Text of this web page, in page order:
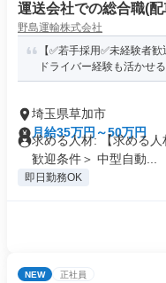
運送会社での総合職(
野島運輸株式会社
【✅若手採用✅未経験者
ドライバー経験も活かせ
埼玉県草加市
月給35万円～50万円
求める人材: 【求める
歓迎条件＞ 中型自動...
即日勤務OK
NEW 正社員